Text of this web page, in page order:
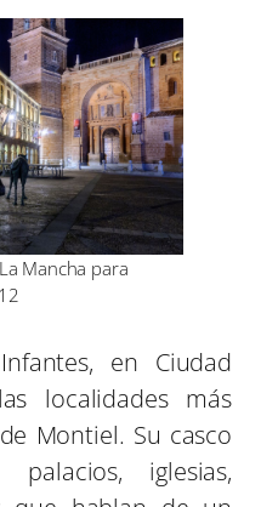
Mancha para
en Ciudad
localidades más
Montiel. Su casco
palacios, iglesias,